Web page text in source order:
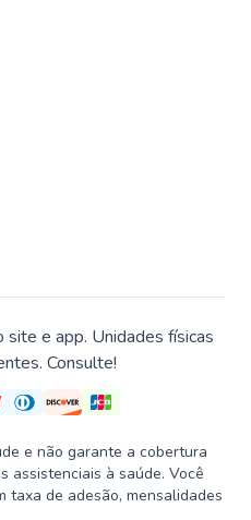
site e app. Unidades físicas
Consulte!
e não garante a cobertura
assistenciais à saúde. Você
taxa de adesão, mensalidades